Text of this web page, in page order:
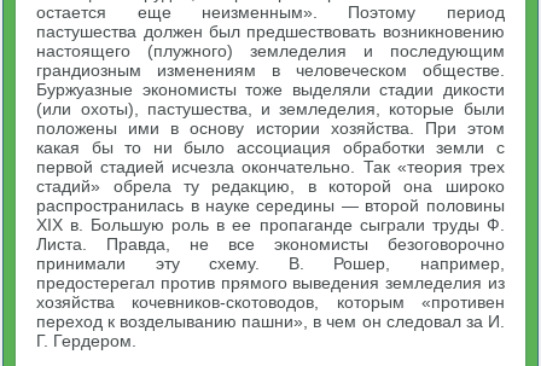
остается еще неизменным». Поэтому период
пастушества должен был предшествовать возникновению
настоящего (плужного) земледелия и последующим
грандиозным изменениям в человеческом обществе.
Буржуазные экономисты тоже выделяли стадии дикости
(или охоты), пастушества, и земледелия, которые были
положены ими в основу истории хозяйства. При этом
какая бы то ни было ассоциация обработки земли с
первой стадией исчезла окончательно. Так «теория трех
стадий» обрела ту редакцию, в которой она широко
распространилась в науке середины — второй половины
XIX в. Большую роль в ее пропаганде сыграли труды Ф.
Листа. Правда, не все экономисты безоговорочно
принимали эту схему. В. Рошер, например,
предостерегал против прямого выведения земледелия из
хозяйства кочевников-скотоводов, которым «противен
переход к возделыванию пашни», в чем он следовал за И.
Г. Гердером.